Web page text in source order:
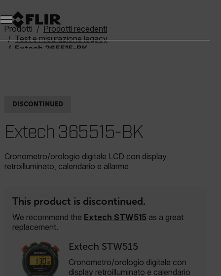
Unread messages
Modello
Rimuovi
articoli
articolo
Aggiungi al carrello
Aggiunto al carrello
Prodotti
Prodotti recedenti
Test e misurazione legacy
Extech 365515-BK
DISCONTINUED
Extech 365515-BK
Cronometro/orologio digitale LCD con display
retroilluminato, calendario e allarme
This product is discontinued.
We recommend the Extech STW515 as a great
replacement.
Extech STW515
Cronometro/orologio digitale con
display retroilluminato e calendario